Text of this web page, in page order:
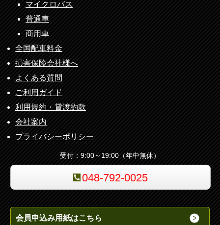
マイクロバス
普通車
商用車
全国配車料金
損害保険会社様へ
よくある質問
ご利用ガイド
利用規約・貸渡約款
会社案内
プライバシーポリシー
受付：9:00～19:00（年中無休）
048-792-0025
会員申込み用紙はこちら